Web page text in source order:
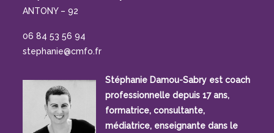
ANTONY – 92
06 84 53 56 94
stephanie@cmfo.fr
Stéphanie Damou-Sabry est coach
professionnelle depuis 17 ans,
formatrice, consultante,
médiatrice, enseignante dans le